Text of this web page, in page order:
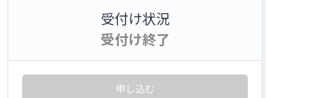
受付け状況
受付け終了
申し込む